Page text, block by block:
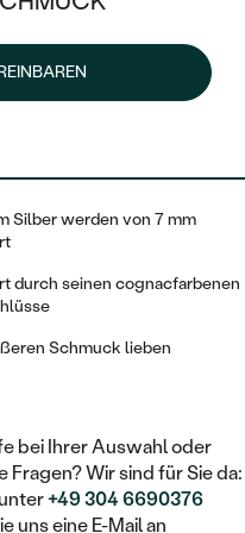
Lieferoptionen
Silber werden von 7 mm
durch seinen cognacfarbenen
Schmuck lieben
bei Ihrer Auswahl oder
Fragen? Wir sind für Sie da:
+49 304 6690376
uns eine E-Mail an